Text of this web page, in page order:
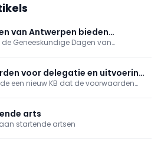
van Antwerpen bieden
de Geneeskundige Dagen van
voor delegatie en uitvoering
in het kader van een
een nieuw KB dat de voorwaarden
arts
startende artsen